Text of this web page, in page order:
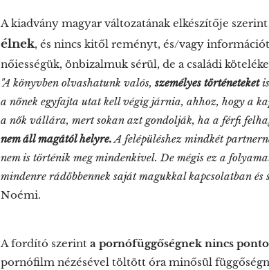
A kiadvány magyar változatának elkészítője szerint
élnek, és nincs kitől reményt, és/vagy információt
nőiességük, önbizalmuk sérül, de a családi
"A könyvben olvashatunk valós,személyes történeteket
a nőnek egyfajta utat kell végig járnia, ahhoz, hogy a
a nők vállára, mert sokan azt gondolják, ha a férfi
nem áll magától helyre.A felépüléshez mindkét
nem is történik meg mindenkivel. De mégis ez a
mindenre rádöbbennek saját magukkal kapcsolatban
Noémi.
A fordító szerint a pornófüggőségnek nincs
pornófilm nézésével töltött óra minősül